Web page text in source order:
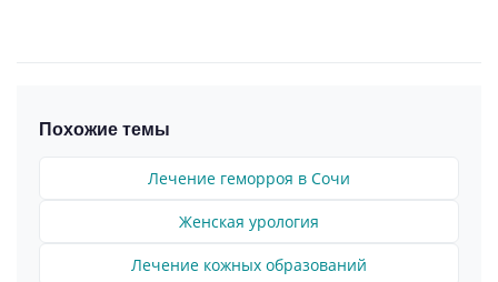
Похожие темы
Лечение геморроя в Сочи
Женская урология
Лечение кожных образований